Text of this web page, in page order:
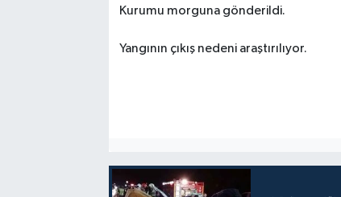
Kurumu morguna gönderildi.
Yangının çıkış nedeni araştırılıyor.